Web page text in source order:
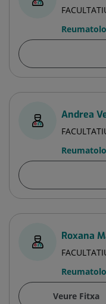
Andrea
Roxana
Veure Fitxa